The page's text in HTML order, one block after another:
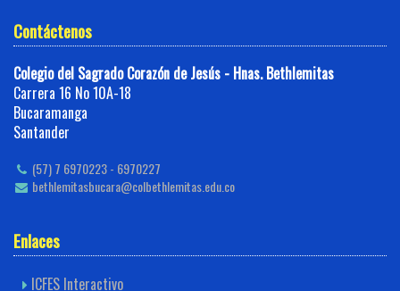
Contáctenos
Colegio del Sagrado Corazón de Jesús - Hnas. Bethlemitas
Carrera 16 No 10A-18
Bucaramanga
Santander
(57) 7 6970223 - 6970227
bethlemitasbucara@colbethlemitas.edu.co
Enlaces
ICFES Interactivo